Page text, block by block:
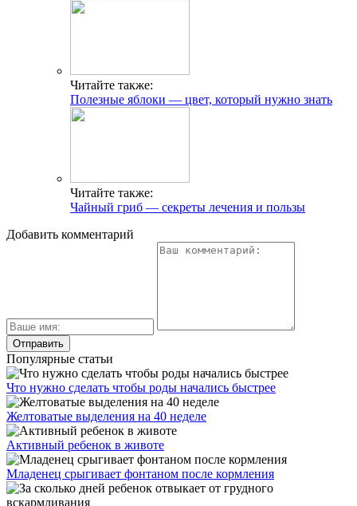
Читайте также:
Полезные яблоки — цвет, который нужно знать
Читайте также:
Чайный гриб — секреты лечения и пользы
Добавить комментарий
Популярные статьи
Что нужно сделать чтобы роды начались быстрее
Желтоватые выделения на 40 неделе
Активный ребенок в животе
Младенец срыгивает фонтаном после кормления